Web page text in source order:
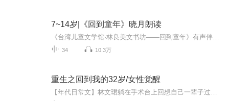
7~14岁|《回到童年》晓月朗读
34 10.3万
重生之回到我的32岁/女性觉醒